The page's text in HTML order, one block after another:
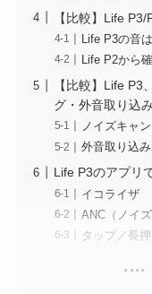
【比較】Life
Life P3の音
Life P2から
【比較】Life P3
グ・外音取り込み
ノイズキャ
外音取り込
Life P3のアプリ
イコライザ
ANC（ノイ
タップ／長